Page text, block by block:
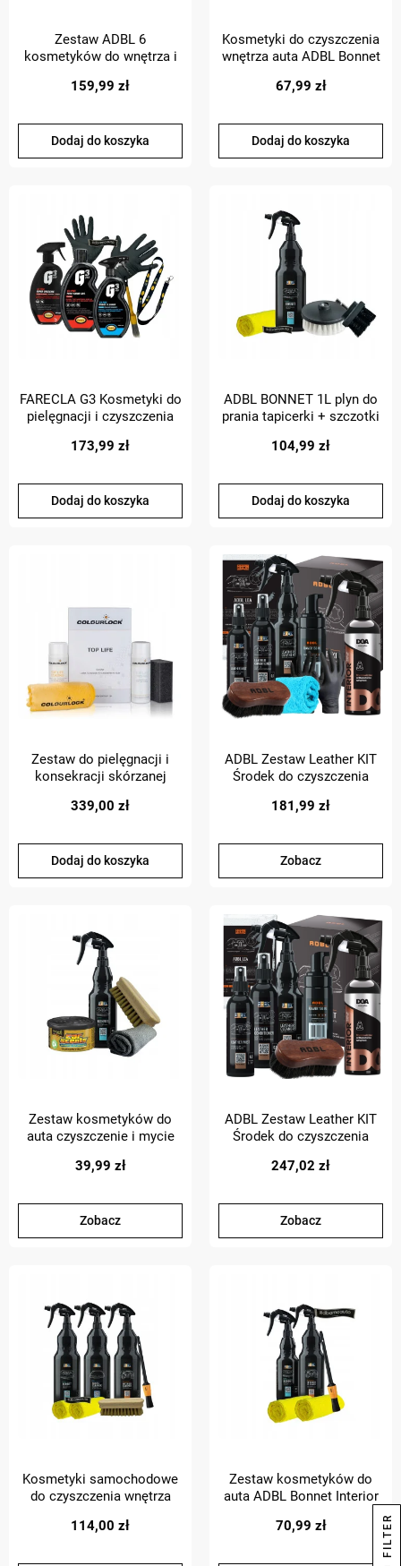
Zestaw ADBL 6
kosmetyków do wnętrza i
159,99 zł
Dodaj do koszyka
Kosmetyki do czyszczenia
wnętrza auta ADBL Bonnet
67,99 zł
Dodaj do koszyka
FARECLA G3 Kosmetyki do
pielęgnacji i czyszczenia
173,99 zł
Dodaj do koszyka
ADBL BONNET 1L plyn do
prania tapicerki + szczotki
104,99 zł
Dodaj do koszyka
Zestaw do pielęgnacji i
konsekracji skórzanej
Top Life
339,00 zł
Dodaj do koszyka
ADBL Zestaw Leather KIT
Środek do czyszczenia
DETAILER
181,99 zł
Zobacz
Zestaw kosmetyków do
auta czyszczenie i mycie
zapach
39,99 zł
Zobacz
ADBL Zestaw Leather KIT
Środek do czyszczenia
DETAILER
247,02 zł
Zobacz
Kosmetyki samochodowe
do czyszczenia wnętrza
114,00 zł
Zestaw kosmetyków do
auta ADBL Bonnet Interior
70,99 zł R